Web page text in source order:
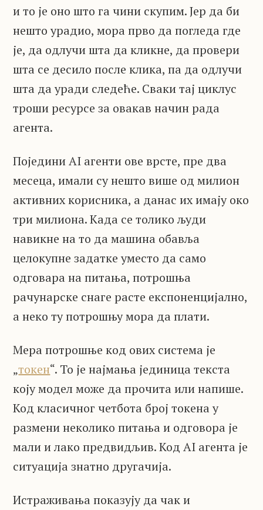
и то је оно што га чини скупим. Јер да би
нешто урадио, мора прво да погледа где
је, да одлучи шта да кликне, да провери
шта се десило после клика, па да одлучи
шта да уради следеће. Сваки тај циклус
троши ресурсе за овакав начин рада
агента.
Поједини AI агенти ове врсте, пре два
месеца, имали су нешто више од милион
активних корисника, а данас их имају око
три милиона. Када се толико људи
навикне на то да машина обавља
целокупне задатке уместо да само
одговара на питања, потрошња
рачунарске снаге расте експоненцијално,
а неко ту потрошњу мора да плати.
Мера потрошње код ових система је
„токен“. То је најмања јединица текста
коју модел може да прочита или напише.
Код класичног четбота број токена у
размени неколико питања и одговора је
мали и лако предвидљив. Код AI агента је
ситуација знатно другачија.
Истраживања показују да чак и